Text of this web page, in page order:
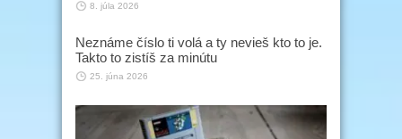
8. júla 2026
Neznáme číslo ti volá a ty nevieš kto to je.
Takto to zistíš za minútu
25. júna 2026